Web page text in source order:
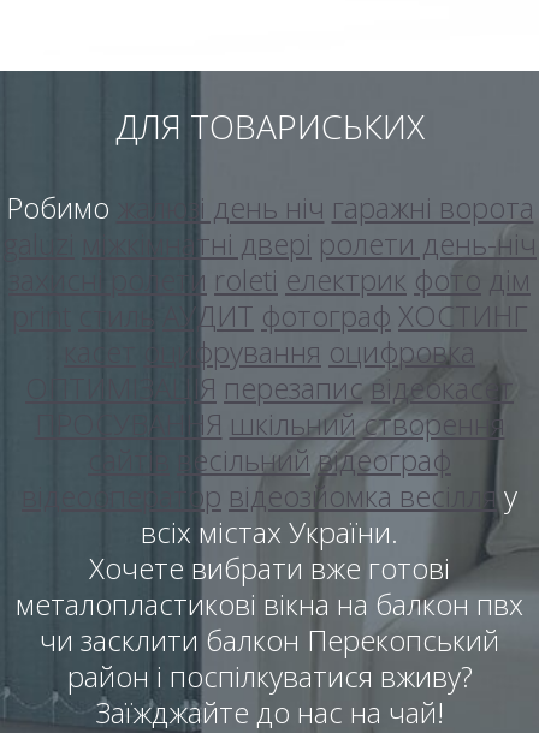
ДЛЯ ТОВАРИСЬКИХ
Робимо жалюзі день ніч гаражні ворота
міжкімнатні двері ролети день-ніч
захисні ролети roleti електрик фото дім
стиль АУДИТ фотограф ХОСТИНГ
оцифрування оцифровка
ОПТИМІЗАЦІЯ перезапис відеокасет
ПРОСУВАННЯ шкільний створення
весільний відеограф
відеооператор відеозйомка весілляу
всіх містах України.
Хочете вибрати вже готові
металопластикові вікна на балкон пвх
чи засклити балкон Перекопський
район і поспілкуватися вживу?
Заїжджайте до нас на чай!